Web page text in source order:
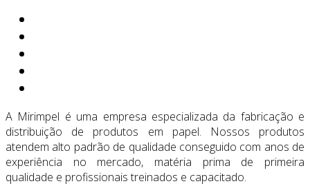
A Mirimpel é uma empresa especializada da fabricação e
distribuição de produtos em papel. Nossos produtos
atendem alto padrão de qualidade conseguido com anos de
experiência no mercado, matéria prima de primeira
qualidade e profissionais treinados e capacitado.